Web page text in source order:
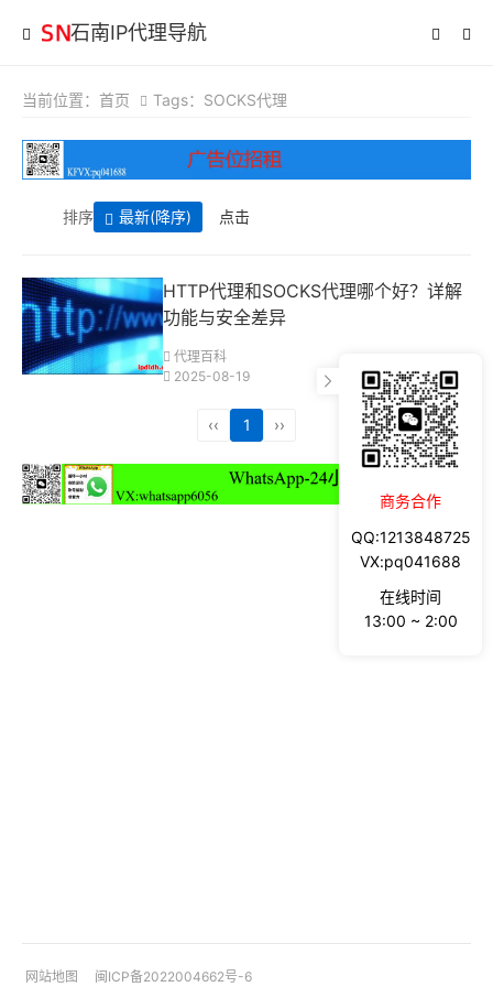
石南IP代理导航
当前位置： 首页 Tags：SOCKS代理
排序 最新(降序) 点击
HTTP代理和SOCKS代理哪个好？详解
功能与安全差异
代理百科
2025-08-19
‹‹ 1 ››
网站地图 闽ICP备2022004662号-6
商务合作
QQ:1213848725
VX:pq041688
在线时间
13:00 ~ 2:00